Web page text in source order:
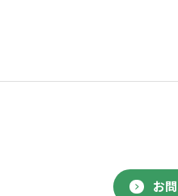
お